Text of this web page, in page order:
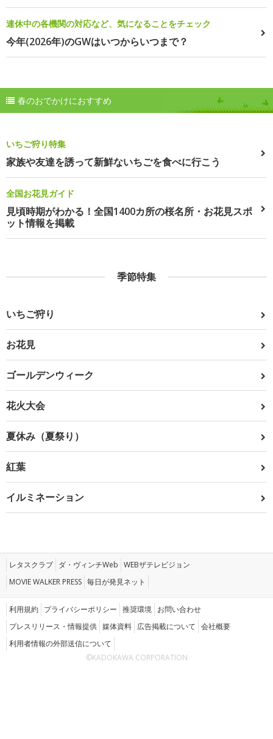
連休中の各機関の対応など、気になることをチェック
今年(2026年)のGWはいつからいつまで？
春のおでかけにおすすめ
いちご狩り特集
家族や友達を誘って新鮮ないちごを食べに行こう
全国お花見ガイド
見頃時期がわかる！全国1400カ所の桜名所・お花見スポ
ット情報を掲載
季節特集
いちご狩り
お花見
ゴールデンウィーク
花火大会
夏休み（夏祭り）
紅葉
イルミネーション
レタスクラブ ダ・ヴィンチWeb WEBザテレビジョン
MOVIE WALKER PRESS 毎日が発見ネット
利用規約 プライバシーポリシー 推奨環境 お問い合わせ
プレスリリース・情報提供 媒体資料 広告掲載について 会社概要
利用者情報の外部送信について
©KADOKAWA CORPORATION